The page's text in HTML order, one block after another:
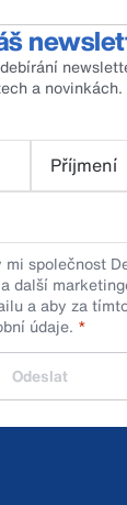
a novinkách.
Příjmení
mi společnost
další
a aby za
údaje.
Odeslat